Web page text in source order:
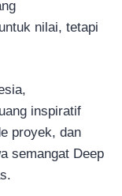
nilai, tetapi
inspiratif
proyek, dan
semangat Deep